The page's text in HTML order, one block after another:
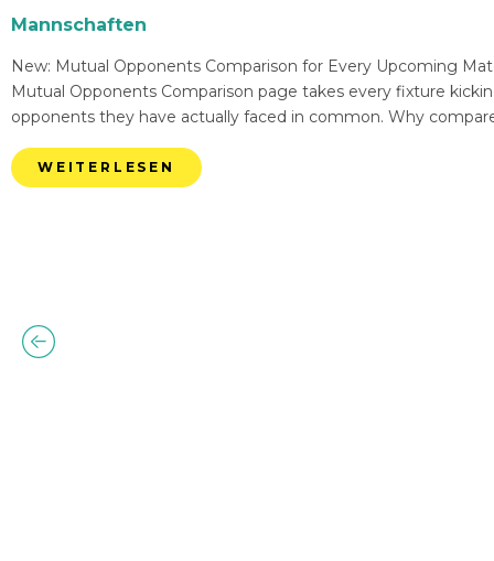
Mannschaften
New: Mutual Opponents Comparison for Every Upcoming
Mutual Opponents Comparison page takes every fixture
opponents they have actually faced in common. Why
WEITERLESEN